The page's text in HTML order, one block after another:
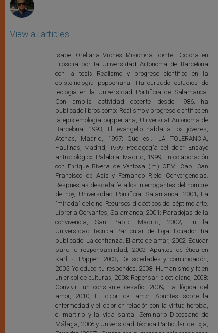
View all articles
Isabel Orellana Vilches Misionera idente. Doctora en
Filosofía por la Universidad Autónoma de Barcelona
con la tesis Realismo y progreso científico en la
epistemología popperiana. Ha cursado estudios de
teología en la Universidad Pontificia de Salamanca.
Con amplia actividad docente desde 1986, ha
publicado libros como: Realismo y progreso científico en
la epistemología popperiana, Universitat Autònoma de
Barcelona, 1993; El evangelio habla a los jóvenes,
Atenas, Madrid, 1997; Qué es... LA TOLERANCIA,
Paulinas, Madrid, 1999; Pedagogía del dolor. Ensayo
antropológico, Palabra, Madrid, 1999; En colaboración
con Enrique Rivera de Ventosa (†) OFM. Cap. San
Francisco de Asís y Fernando Rielo: Convergencias.
Respuestas desde la fe a los interrogantes del hombre
de hoy, Universidad Pontificia, Salamanca, 2001; La
"mirada" del cine. Recursos didácticos del séptimo arte.
Librería Cervantes, Salamanca, 2001; Paradojas de la
convivencia, San Pablo, Madrid, 2002; En la
Universidad Técnica Particular de Loja, Ecuador, ha
publicado: La confianza. El arte de amar, 2002; Educar
para la responsabilidad, 2003; Apuntes de ética en
Karl R. Popper, 2003; De soledades y comunicación,
2005; Yo educo; tú respondes, 2008; Humanismo y fe en
un crisol de culturas, 2008; Repensar lo cotidiano, 2008;
Convivir: un constante desafío, 2009; La lógica del
amor, 2010; El dolor del amor. Apuntes sobre la
enfermedad y el dolor en relación con la virtud heroica,
el martirio y la vida santa. Seminario Diocesano de
Málaga, 2006 y Universidad Técnica Particular de Loja,